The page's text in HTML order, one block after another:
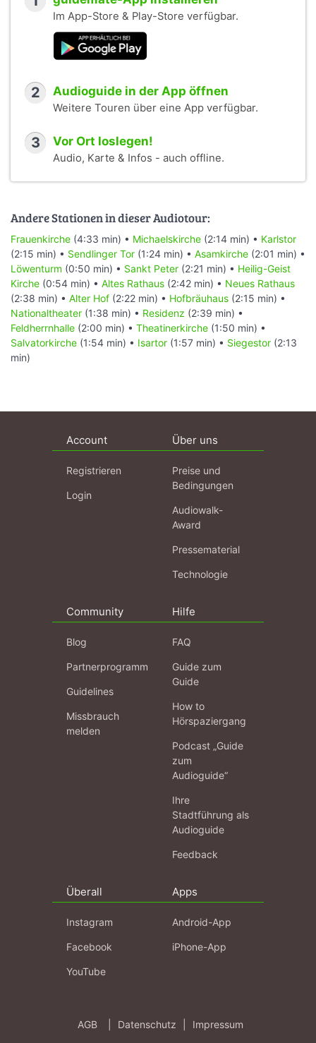
Im App-Store & Play-Store verfügbar.
2 Audioguide in der App öffnen
Weitere Touren über eine App verfügbar.
3 Vor Ort loslegen!
Audio, Karte & Infos - auch offline.
Andere Stationen in dieser Audiotour:
Frauenkirche (4:33 min) • Michaelskirche (2:14 min) • Karlstor
(2:15 min) • Sendlinger Tor (1:24 min) • Asamkirche (2:01 min) •
Löwenturm (0:50 min) • Sankt Peter (2:21 min) • Heilig-Geist
Kirche (0:54 min) • Altes Rathaus (2:42 min) • Neues Rathaus
(2:38 min) • Alter Hof (2:22 min) • Hofbräuhaus (2:15 min) •
Nationaltheater (1:38 min) • Residenz (2:39 min) •
Feldherrnhalle (2:00 min) • Theatinerkirche (1:50 min) •
Salvatorkirche (1:54 min) • Isartor (1:57 min) • Siegestor (2:13
min)
Account
Registrieren
Login
Über uns
Preise und
Bedingungen
Audiowalk-
Award
Pressematerial
Technologie
Community
Blog
Partnerprogramm
Guidelines
Missbrauch
melden
Hilfe
FAQ
Guide zum
Guide
How to
Hörspaziergang
Podcast „Guide
zum
Audioguide“
Ihre
Stadtführung als
Audioguide
Feedback
Überall
Instagram
Facebook
YouTube
Apps
Android-App
iPhone-App
AGB Datenschutz Impressum